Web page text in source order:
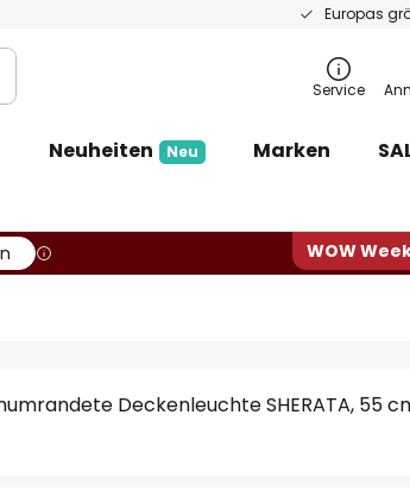
Europas
Service
Neuheiten Neu Marken
WOW
Deckenleuchte SHERATA, 55